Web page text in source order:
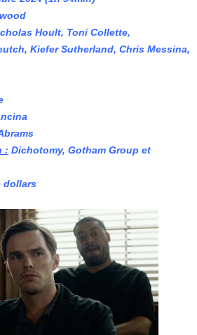
Hoult, Toni Collette,
Kiefer Sutherland, Chris Messina,
: Dichotomy, Gotham Group et
dollars